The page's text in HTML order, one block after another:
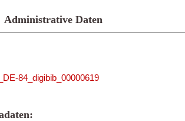
Administrative Daten
84_digibib_00000619